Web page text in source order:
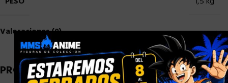
Valoraciones (0)
PRODUCTOS RELACIONADOS
×